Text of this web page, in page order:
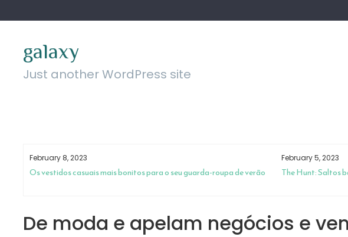
to
galaxy
Just another WordPress site
February 8, 2023
Os vestidos casuais mais bonitos para o seu guarda-roupa de verão
February 5, 2023
The Hunt: Saltos
De moda e apelam negócios e